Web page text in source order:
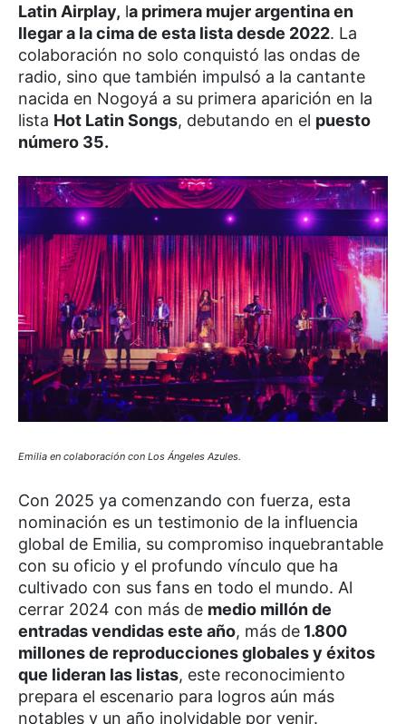
Latin Airplay, la primera mujer argentina en
llegar a la cima de esta lista desde 2022. La
colaboración no solo conquistó las ondas de
radio, sino que también impulsó a la cantante
nacida en Nogoyá a su primera aparición en la
lista Hot Latin Songs, debutando en el puesto
número 35.
Emilia en colaboración con Los Ángeles Azules.
Con 2025 ya comenzando con fuerza, esta
nominación es un testimonio de la influencia
global de Emilia, su compromiso inquebrantable
con su oficio y el profundo vínculo que ha
cultivado con sus fans en todo el mundo. Al
cerrar 2024 con más de medio millón de
entradas vendidas este año, más de 1.800
millones de reproducciones globales y éxitos
que lideran las listas, este reconocimiento
prepara el escenario para logros aún más
notables y un año inolvidable por venir.